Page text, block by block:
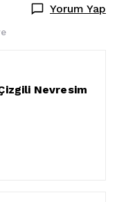
Yorum Yap
Nevresim